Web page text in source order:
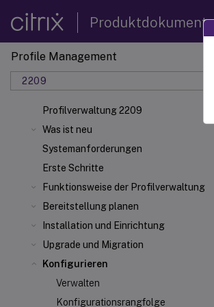
Profile Management
2209
Profilverwaltung 2209
Was ist neu
Systemanforderungen
Erste Schritte
Funktionsweise der Profilverwaltung
Bereitstellung planen
Installation und Einrichtung
Upgrade und Migration
Konfigurieren
Verwalten
Konfigurationsrangfolge